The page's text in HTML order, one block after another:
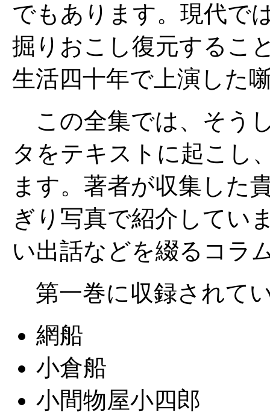
でもあります。現代で
掘りおこし復元するこ
生活四十年で上演した
この全集では、そう
タをテキストに起こし
ます。著者が収集した
ぎり写真で紹介してい
い出話などを綴るコラ
第一巻に収録されて
網船
小倉船
小間物屋小四郎